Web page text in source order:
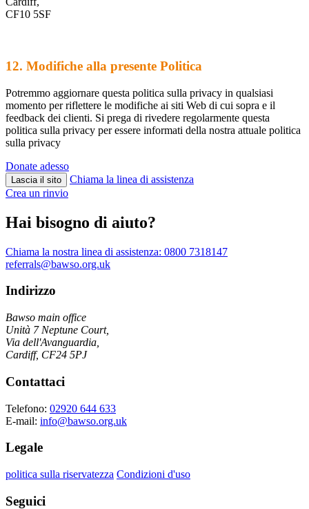
CF10 5SF
12. Modifiche alla presente Politica
Potremmo aggiornare questa politica sulla privacy in qualsiasi
momento per riflettere le modifiche ai siti Web di cui sopra e il
feedback dei clienti. Si prega di rivedere regolarmente questa
politica sulla privacy per essere informati della nostra attuale politica
sulla privacy
Donate adesso
Lascia il sito
Chiama la linea di assistenza
Crea un rinvio
Hai bisogno di aiuto?
Chiama la nostra linea di assistenza: 0800 7318147
referrals@bawso.org.uk
Indirizzo
Bawso main office
Unità 7 Neptune Court,
Via dell'Avanguardia,
Cardiff, CF24 5PJ
Contattaci
Telefono: 02920 644 633
E-mail: info@bawso.org.uk
Legale
politica sulla riservatezza Condizioni d'uso
Seguici